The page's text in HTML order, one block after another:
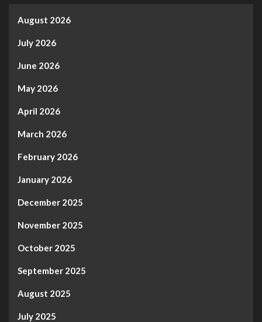
August 2026
July 2026
June 2026
May 2026
April 2026
March 2026
February 2026
January 2026
December 2025
November 2025
October 2025
September 2025
August 2025
July 2025